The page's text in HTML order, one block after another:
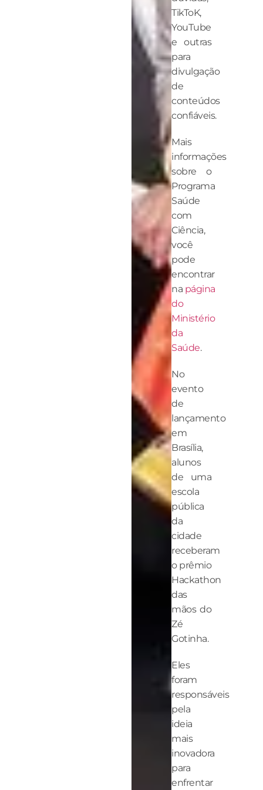
TikToK,
YouTube
e outras
para
divulgação
de
conteúdos
confiáveis.
Mais
informações
sobre o
Programa
Saúde
com
Ciência,
você
pode
encontrar
na página
do
Ministério
da
Saúde.
No
evento
de
lançamento
em
Brasília,
alunos
de uma
escola
pública
da
cidade
receberam
o prêmio
Hackathon
das
mãos do
Zé
Gotinha.
Eles
foram
responsáveis
pela
ideia
mais
inovadora
para
enfrentar